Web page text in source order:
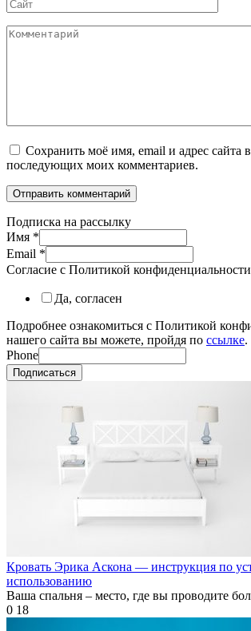
Комментарий
Сохранить моё имя, email и адрес сайта
последующих моих комментариев.
Подписка на рассылку
Имя *
Email *
Согласие с Политикой конфиденциальности
Да, согласен
Подробнее ознакомиться с Политикой
нашего сайта вы можете, пройдя по ссылке.
Phone
Подписаться
Кровать Эрика Аскона — инструкция по
использованию
Ваша спальня – место, где вы проводите
0 18